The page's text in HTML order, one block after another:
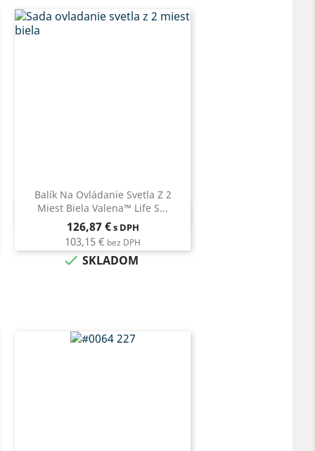
Balík Na Ovládanie Svetla Z 2
Miest Biela Valena™ Life S...
Cena
126,87 €s DPH
103,15 € bez DPH
 SKLADOM
Rýchly náhľad